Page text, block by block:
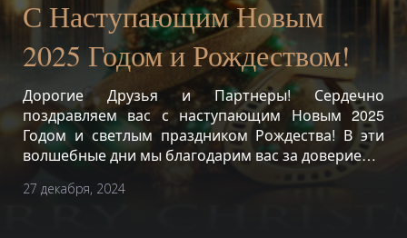
С Наступающим Новым
2025 Годом и Рождеством!
Дорогие Друзья и Партнеры! Сердечно
поздравляем вас с наступающим Новым 2025
Годом и светлым праздником Рождества! В эти
волшебные дни мы благодарим вас за доверие…
27 декабря, 2024